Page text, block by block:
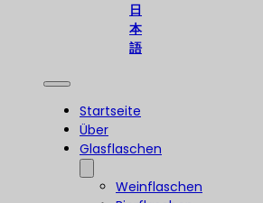
日
本
語
Startseite
Über
Glasflaschen
Weinflaschen